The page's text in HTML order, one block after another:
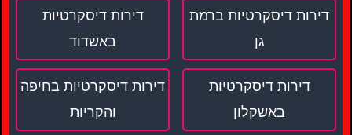
דירות דיסקרטיות ברמת
גן
דירות דיסקרטיות
באשדוד
דירות דיסקרטיות
באשקלון
דירות דיסקרטיות בחיפה
והקריות